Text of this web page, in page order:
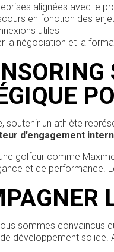
alignées avec le
en fonction des
utiles
la négociation et la
soutenir un athlète
d’engagement
golfeur comme
et de performance.
sommes
développement solide.